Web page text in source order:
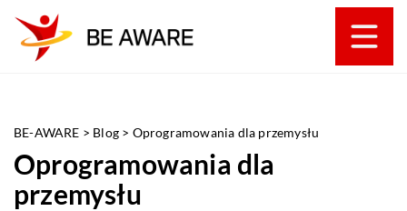
BE-AWARE > Blog > Oprogramowania dla przemysłu
Oprogramowania dla
przemysłu